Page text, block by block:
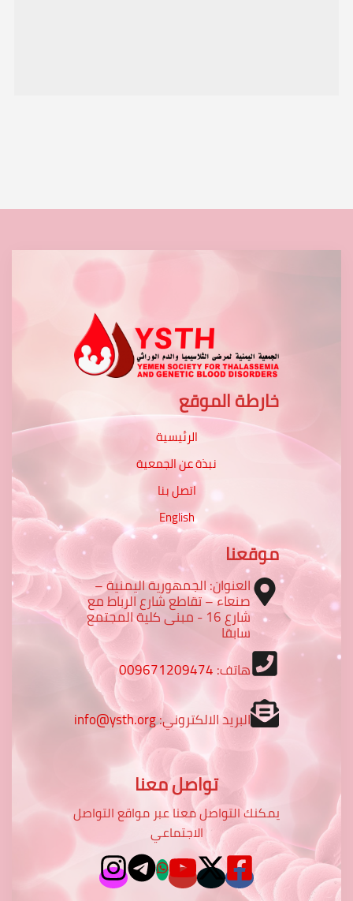
خارطة الموقع
الرئيسية
نبذة عن الجمعية
اتصل بنا
English
موقعنا
العنوان: الجمهورية اليمنية –
صنعاء – تقاطع شارع الرباط مع
شارع 16 - مبنى كلية المجتمع
سابقا
هاتف:009671209474
البريد الالكتروني:info@ysth.org
تواصل معنا
يمكنك التواصل معنا عبر مواقع التواصل
الاجتماعي